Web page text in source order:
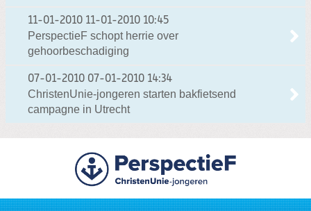
11-01-2010 11-01-2010 10:45
PerspectieF schopt herrie over
gehoorbeschadiging
07-01-2010 07-01-2010 14:34
ChristenUnie-jongeren starten bakfietsend
campagne in Utrecht